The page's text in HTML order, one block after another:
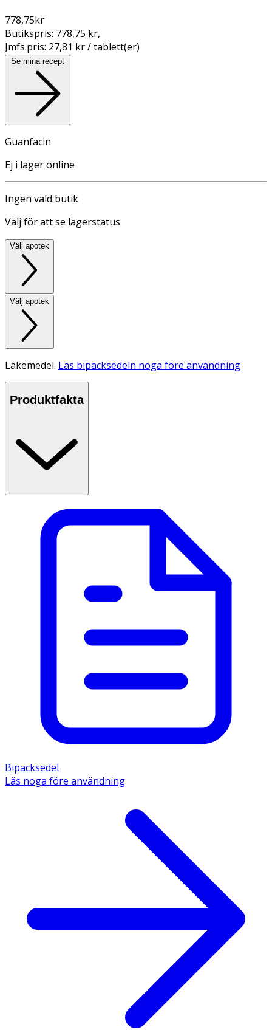
778,75kr
Butikspris: 778,75 kr,
Jmfs.pris: 27,81 kr / tablett(er)
Se mina recept
Guanfacin
Ej i lager online
Ingen vald butik
Välj för att se lagerstatus
Välj apotek
Välj apotek
Läkemedel. Läs bipacksedeln noga före användning
Produktfakta
Bipacksedel
Läs noga före användning